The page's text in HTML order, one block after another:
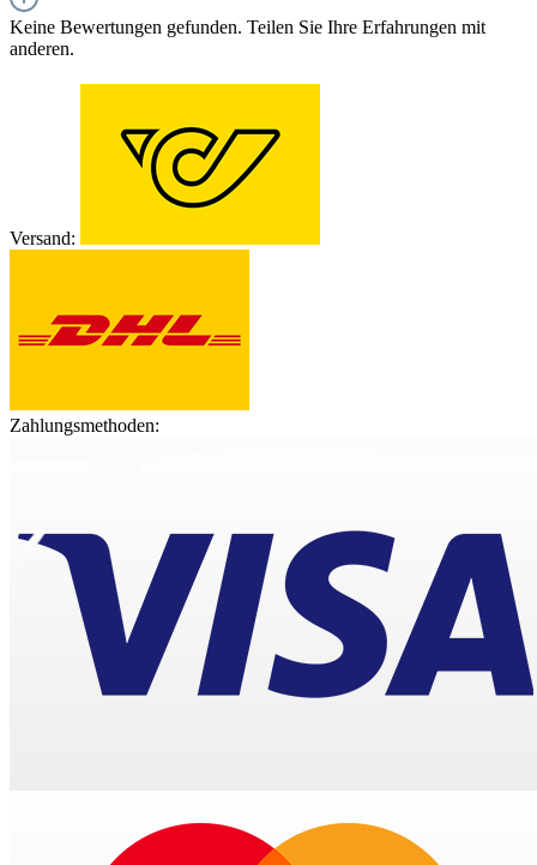
Keine Bewertungen gefunden. Teilen Sie Ihre Erfahrungen mit
anderen.
Versand:
Zahlungsmethoden: